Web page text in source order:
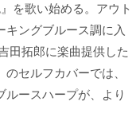
を歌い始める。アウト
キングブルース調に入
田拓郎に楽曲提供した
セルフカバーでは、
ースハープが、より